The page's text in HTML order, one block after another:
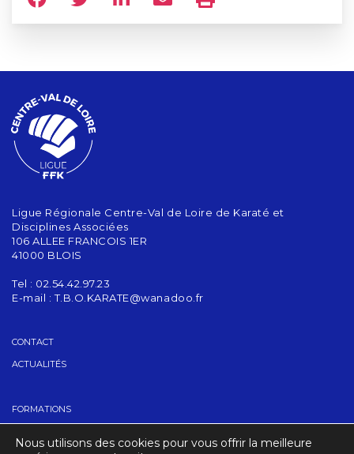
Ligue Régionale Centre-Val de Loire de Karaté et
Disciplines Associées
106 ALLEE FRANCOIS 1ER
41000 BLOIS
Tel : 02.54.42.97.23
E-mail :T.B.O.KARATE@wanadoo.fr
CONTACT
ACTUALITÉS
FORMATIONS
Nous utilisons des cookies pour vous offrir la meilleure